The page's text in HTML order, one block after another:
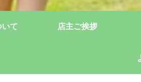
いて 店主ご挨拶